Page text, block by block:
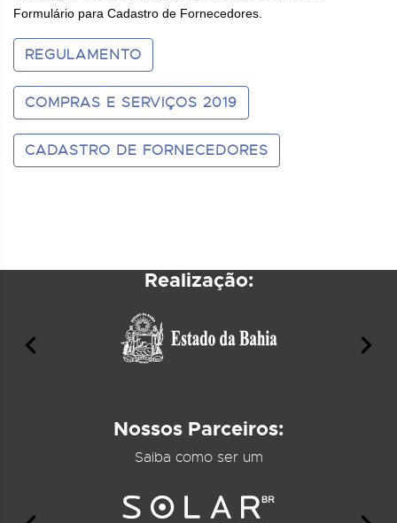
Formulário para Cadastro de Fornecedores.
REGULAMENTO
COMPRAS E SERVIÇOS 2019
CADASTRO DE FORNECEDORES
Realização:
Nossos Parceiros:
Saiba como ser um